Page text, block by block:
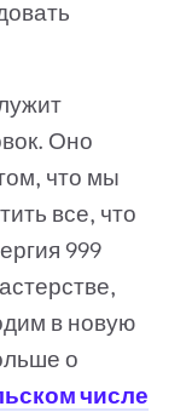
Оно
что мы
все, что
999
в новую
о
числе